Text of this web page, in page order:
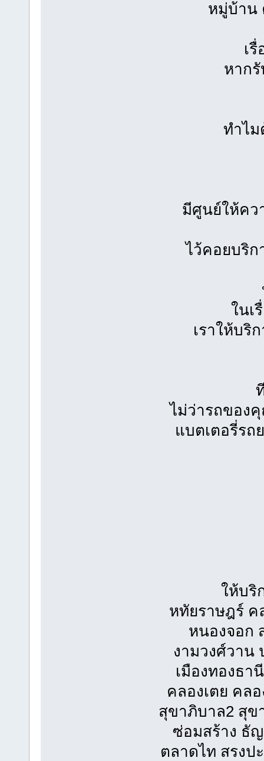
หมู่บ้าน
เ
หาก
ทำไม
มีศูนย์ให้คว
ไว้คอยบริ
ในเ
เราให้บริ
ไม่ว่ารถของ
แบตเตอรี่ร
ให้บริ
หทัยราษฎร์
หนองจอก
งามวงศ์วาน
เมืองทองธา
คลองเตย คล
สุขาภิบาล2 สุข
ซ่อมสร้าง ธั
ตลาดไท สรงป